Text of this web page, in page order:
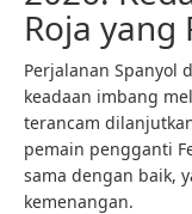
Roja yang
Perjalanan Spanyol
keadaan imbang
terancam
pemain pengganti
sama dengan baik,
kemenangan.